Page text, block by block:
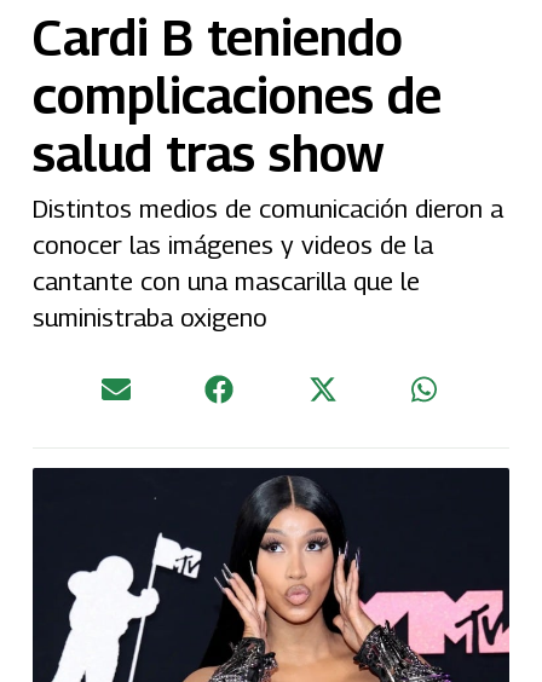
Cardi B teniendo
complicaciones de
salud tras show
Distintos medios de comunicación dieron a
conocer las imágenes y videos de la
cantante con una mascarilla que le
suministraba oxigeno